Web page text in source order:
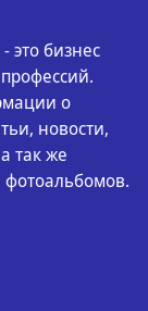
это бизнес
о
новости,
так же